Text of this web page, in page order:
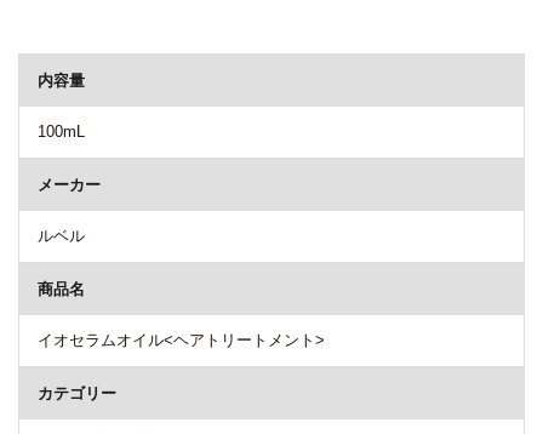
内容量
100mL
メーカー
ルベル
商品名
イオセラムオイル<ヘアトリートメント>
カテゴリー